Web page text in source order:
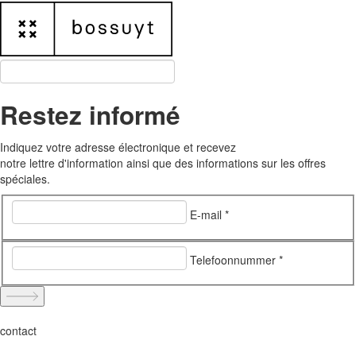
Restez informé
Indiquez votre adresse électronique et recevez
notre lettre d'information ainsi que des informations sur les offres
spéciales.
E-mail *
Telefoonnummer *
contact